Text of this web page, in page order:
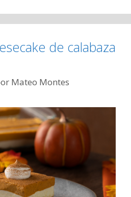
de calabaza
Mateo Montes